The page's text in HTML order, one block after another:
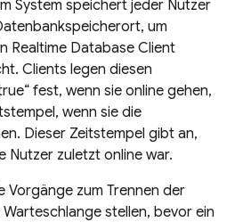
System speichert jeder Nutzer
um
Realtime Database Client
Clients legen diesen
fest, wenn sie online gehen,
wenn sie die
Dieser Zeitstempel gibt an,
Nutzer zuletzt online war.
Vorgänge zum Trennen der
stellen, bevor ein